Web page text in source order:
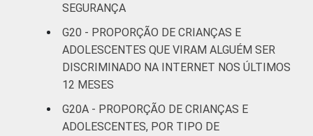
SEGURANÇA
G20 - PROPORÇÃO DE CRIANÇAS E
ADOLESCENTES QUE VIRAM ALGUÉM SER
DISCRIMINADO NA INTERNET NOS ÚLTIMOS
12 MESES
G20A - PROPORÇÃO DE CRIANÇAS E
ADOLESCENTES, POR TIPO DE